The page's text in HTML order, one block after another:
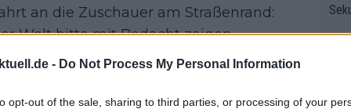
- Do Not Process My Personal Information
opt-out of the sale, sharing to third parties, or processing of your
an die Zuschauer am Straßenrand:
Welt bitte mit Bedacht zeigen.
wenn ihr eine Banane seid!“,
er
rifft
ss